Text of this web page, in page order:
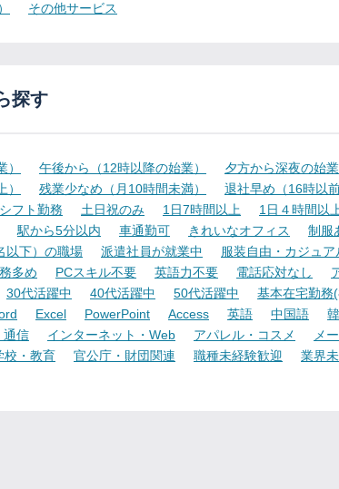
その他サービス
探す
午後から（12時以降の始業） 夕方から深夜の始業
残業少なめ（月10時間未満） 退社早め（16時以前
フト勤務 土日祝のみ 1日7時間以上 1日４時間以
駅から5分以内 車通勤可 きれいなオフィス 制服
以下）の職場 派遣社員が就業中 服装自由・カジュア
多め PCスキル不要 英語力不要 電話応対なし
30代活躍中 40代活躍中 50代活躍中 基本在宅勤務
Excel PowerPoint Access 英語 中国語
通信 インターネット・Web アパレル・コスメ メ
校・教育 官公庁・財団関連 職種未経験歓迎 業界